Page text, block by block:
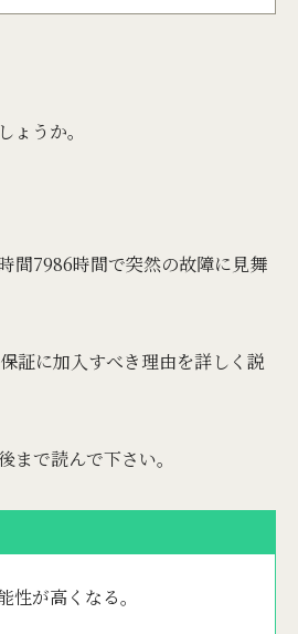
うか。
間7986時間で突然の故障に見舞
証に加入すべき理由を詳しく説
で読んで下さい。
が高くなる。